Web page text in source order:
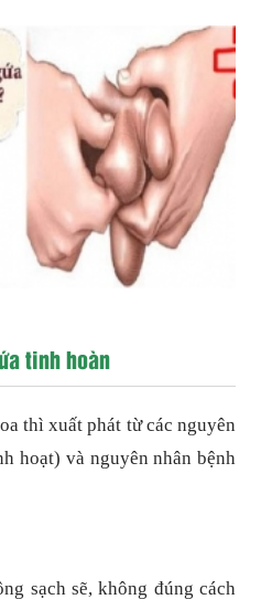
tinh hoàn
thì xuất phát từ các nguyên
hoạt) và nguyên nhân bệnh
sạch sẽ, không đúng cách